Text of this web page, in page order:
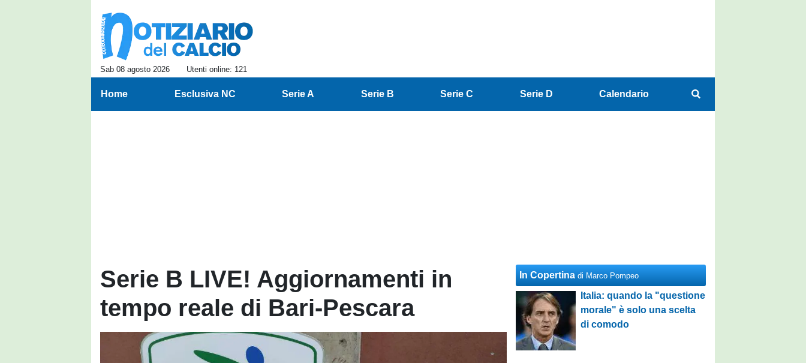
Sab 08 agosto 2026 Utenti online: 121
Home Esclusiva NC Serie A Serie B Serie C Serie D Calendario
Serie B LIVE! Aggiornamenti in
tempo reale di Bari-Pescara
In Copertina di Marco Pompeo
Italia: quando la "questione
morale" è solo una scelta
di comodo